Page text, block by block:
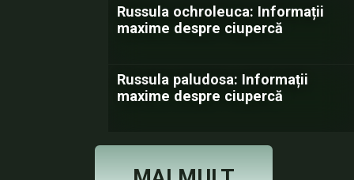
Russula ochroleuca: Informații
maxime despre ciupercă
Russula paludosa: Informații
maxime despre ciupercă